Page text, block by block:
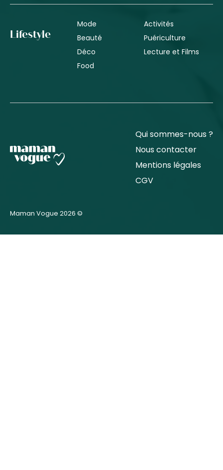
Lifestyle
Mode
Beauté
Déco
Food
Activités
Puériculture
Lecture et Films
Qui sommes-nous ?
Nous contacter
Mentions légales
CGV
Maman Vogue 2026 ©